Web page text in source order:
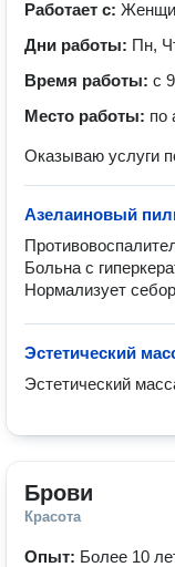
Работает с:
Дни работы: Пн,
Время работы: с
Место работы: по
Оказываю услуги
Азелаиновый
Больна с
Нормализует
Эстетический
Эстетический
Брови
Красота
Опыт: Более 10